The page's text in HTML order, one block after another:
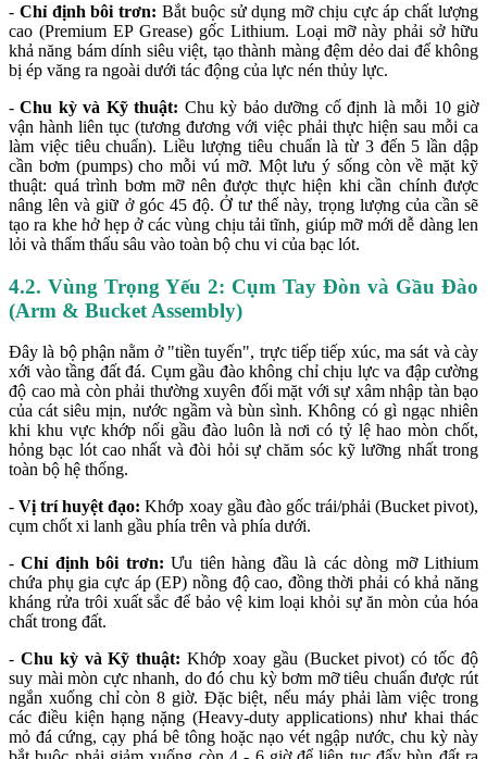
- Chỉ định bôi trơn: Bắt buộc sử dụng mỡ chịu cực áp chất lượng
cao (Premium EP Grease) gốc Lithium. Loại mỡ này phải sở hữu
khả năng bám dính siêu việt, tạo thành màng đệm dẻo dai để không
bị ép văng ra ngoài dưới tác động của lực nén thủy lực.
-Chu kỳ và Kỹ thuật: Chu kỳ bảo dưỡng cố định là mỗi 10 giờ
vận hành liên tục (tương đương với việc phải thực hiện sau mỗi ca
làm việc tiêu chuẩn). Liều lượng tiêu chuẩn là từ 3 đến 5 lần dập
cần bơm (pumps) cho mỗi vú mỡ. Một lưu ý sống còn về mặt kỹ
thuật: quá trình bơm mỡ nên được thực hiện khi cần chính được
nâng lên và giữ ở góc 45 độ. Ở tư thế này, trọng lượng của cần sẽ
tạo ra khe hở hẹp ở các vùng chịu tải tĩnh, giúp mỡ mới dễ dàng len
lỏi và thẩm thấu sâu vào toàn bộ chu vi của bạc lót.
4.2. Vùng Trọng Yếu 2: Cụm Tay Đòn và Gầu Đào
(Arm & Bucket Assembly)
Đây là bộ phận nằm ở "tiền tuyến", trực tiếp tiếp xúc, ma sát và cày
xới vào tầng đất đá. Cụm gầu đào không chỉ chịu lực va đập cường
độ cao mà còn phải thường xuyên đối mặt với sự xâm nhập tàn bạo
của cát siêu mịn, nước ngầm và bùn sình. Không có gì ngạc nhiên
khi khu vực khớp nối gầu đào luôn là nơi có tỷ lệ hao mòn chốt,
hỏng bạc lót cao nhất và đòi hỏi sự chăm sóc kỹ lưỡng nhất trong
toàn bộ hệ thống.
-Vị trí huyệt đạo: Khớp xoay gầu đào gốc trái/phải (Bucket pivot),
cụm chốt xi lanh gầu phía trên và phía dưới.
-Chỉ định bôi trơn: Ưu tiên hàng đầu là các dòng mỡ Lithium
chứa phụ gia cực áp (EP) nồng độ cao, đồng thời phải có khả năng
kháng rửa trôi xuất sắc để bảo vệ kim loại khỏi sự ăn mòn của hóa
chất trong đất.
- Chu kỳ và Kỹ thuật: Khớp xoay gầu (Bucket pivot) có tốc độ
suy mài mòn cực nhanh, do đó chu kỳ bơm mỡ tiêu chuẩn được rút
ngắn xuống chỉ còn 8 giờ. Đặc biệt, nếu máy phải làm việc trong
các điều kiện hạng nặng (Heavy-duty applications) như khai thác
mỏ đá cứng, cạy phá bê tông hoặc nạo vét ngập nước, chu kỳ này